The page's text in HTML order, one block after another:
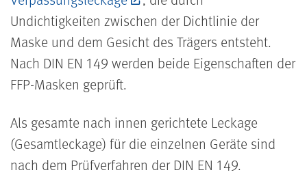
Undichtigkeiten zwischen der Dichtlinie der
Maske und dem Gesicht des Trägers entsteht.
Nach DIN EN 149 werden beide Eigenschaften der
FFP-Masken geprüft.
Als gesamte nach innen gerichtete Leckage
(Gesamtleckage) für die einzelnen Geräte sind
nach dem Prüfverfahren der DIN EN 149.